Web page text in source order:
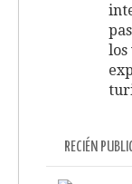
los
RECIÉN